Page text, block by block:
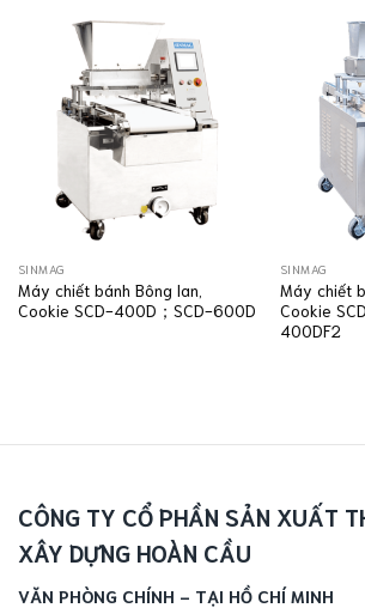
SINMAG
Máy chiết bánh Bông lan,
Cookie SCD-400D；SCD-600D
SINMAG
Máy chiết
Cookie
400DF2
CÔNG TY CỔ PHẦN SẢN XUẤT
XÂY DỰNG HOÀN CẦU
VĂN PHÒNG CHÍNH - TẠI HỒ CHÍ MINH